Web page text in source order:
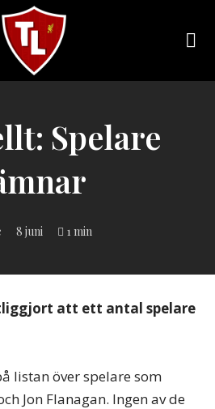
Spelare
8 juni 1 min
att ett antal spelare
listan över spelare som
Jon Flanagan. Ingen av de